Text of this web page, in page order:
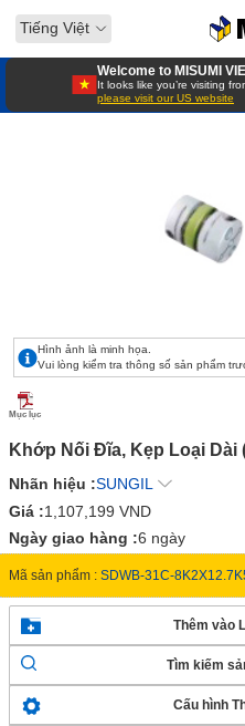
Tiếng Việt
Welcome to MISUMI
It looks like you’re visiting
please visit our US website
Hình ảnh là minh họa.
Vui lòng kiểm tra thông số sản phẩm
Mục lục
Khớp Nối Đĩa, Kẹp Loại Dài
Nhãn hiệu :SUNGIL
Giá :1,107,199 VND
Ngày giao hàng :6 ngày
Mã sản phẩm : SDWB-31C-
Thêm vào
Tìm kiếm
Cấu hình